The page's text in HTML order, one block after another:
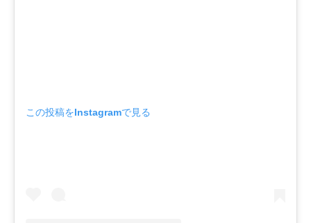
この投稿をInstagramで見る